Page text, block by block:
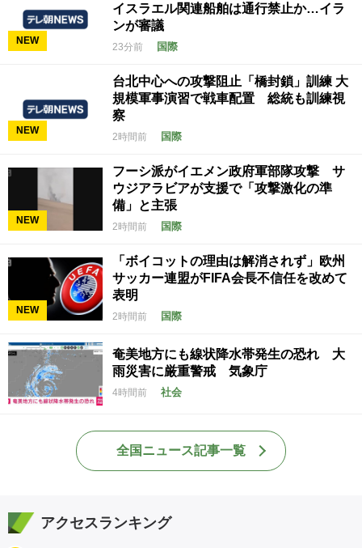
NEW
イスラエル関連船舶は通行禁止か…イラ
ンが審議
23分前 国際
NEW
台北中心への攻撃阻止「橋封鎖」訓練 大
規模軍事演習で戦車配置 総統も訓練視
察
2時間前 国際
NEW
フーシ派がイエメン政府軍部隊攻撃 サ
ウジアラビアが支援で「攻撃激化の準
備」と主張
2時間前 国際
NEW
「ボイコットの理由は解消されず」欧州
サッカー連盟がFIFA会長不信任を改めて
表明
2時間前 国際
奄美地方にも線状降水帯発生の恐れ 大
雨災害に厳重警戒 気象庁
4時間前 社会
全国ニュース記事一覧
アクセスランキング